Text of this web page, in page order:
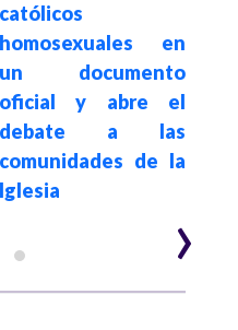
católicos
homosexuales en
un documento
oficial y abre el
debate a las
comunidades de la
Iglesia
›